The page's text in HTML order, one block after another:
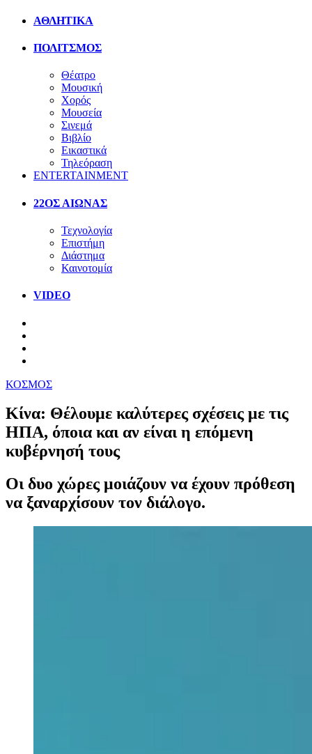
ΑΘΛΗΤΙΚΑ
ΠΟΛΙΤΣΜΟΣ
Θέατρο
Μουσική
Χορός
Μουσεία
Σινεμά
Βιβλίο
Εικαστικά
Τηλεόραση
ENTERTAINMENT
22ΟΣ ΑΙΩΝΑΣ
Τεχνολογία
Επιστήμη
Διάστημα
Καινοτομία
VIDEO
ΚΟΣΜΟΣ
Κίνα: Θέλουμε καλύτερες σχέσεις με τις
ΗΠΑ, όποια και αν είναι η επόμενη
κυβέρνησή τους
Οι δυο χώρες μοιάζουν να έχουν πρόθεση
να ξαναρχίσουν τον διάλογο.